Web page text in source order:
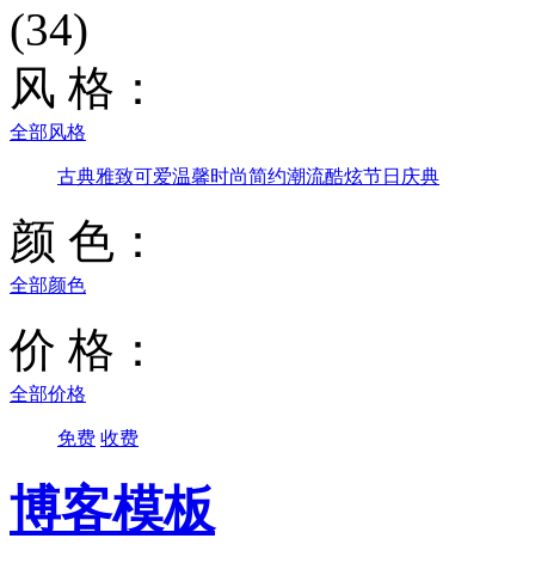
(34)
风 格：
全部风格
古典雅致可爱温馨时尚简约潮流酷炫节日庆典
颜 色：
全部颜色
价 格：
全部价格
免费 收费
博客模板